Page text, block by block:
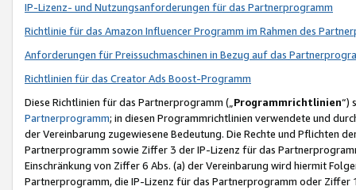
IP-Lizenz- und Nutzungsanforderungen für das Partnerprogramm
Richtlinie für das Amazon Influencer Programm im Rahmen des
Anforderungen für Preissuchmaschinen in Bezug auf das
Richtlinien für das Creator Ads Boost-Programm
Diese Richtlinien für das Partnerprogramm („Programmrichtlinien“)
Partnerprogramm; in diesen Programmrichtlinien verwendete und
der Vereinbarung zugewiesene Bedeutung. Die Rechte und Pflichten
Partnerprogramm sowie Ziffer 3 der IP-Lizenz für das
Einschränkung von Ziffer 6 Abs. (a) der Vereinbarung wird hiermit
Partnerprogramm, die IP-Lizenz für das Partnerprogramm oder